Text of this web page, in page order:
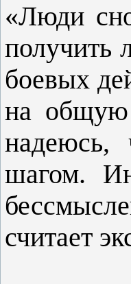
«Люди
получить
боевых
на общую
надеюсь,
шагом.
считает